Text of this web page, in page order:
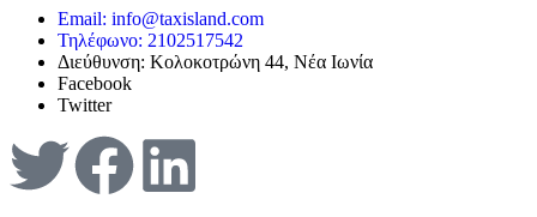
Email: info@taxisland.com
Τηλέφωνο: 2102517542
Διεύθυνση: Κολοκοτρώνη 44, Νέα Ιωνία
Facebook
Twitter